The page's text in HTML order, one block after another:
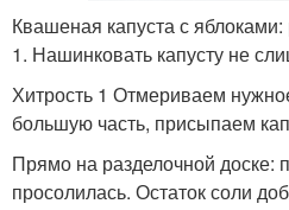
Квашеная капуста с
1. Нашинковать капусту не
Хитрость 1 Отмериваем
большую часть, присыпаем
Прямо на разделочной доске:
просолилась. Остаток соли